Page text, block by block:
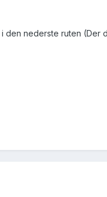
den nederste ruten (Der